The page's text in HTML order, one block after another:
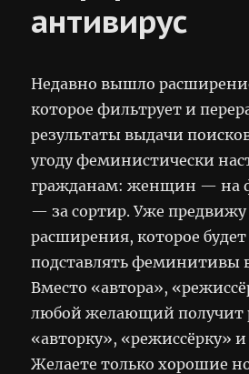
антивирус
Недавно вышло
которое фильтрует и
результаты выдачи
угоду феминистически
гражданам: женщин — на
— за сортир. Уже предвижу
расширения, которое будет
подставлять феминитивы
Вместо «автора»,
любой желающий получит
«авторку», «режиссёрку» и
Желаете только хорошие